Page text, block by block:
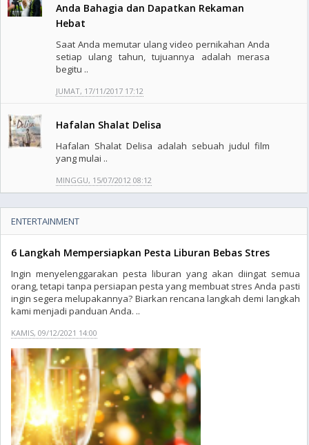
Anda Bahagia dan Dapatkan Rekaman
Hebat
Saat Anda memutar ulang video pernikahan Anda
setiap ulang tahun, tujuannya adalah merasa
begitu ..
JUMAT, 17/11/2017 17:12
Hafalan Shalat Delisa
Hafalan Shalat Delisa adalah sebuah judul film
yang mulai ..
MINGGU, 15/07/2012 08:12
ENTERTAINMENT
6 Langkah Mempersiapkan Pesta Liburan Bebas Stres
Ingin menyelenggarakan pesta liburan yang akan diingat semua
orang, tetapi tanpa persiapan pesta yang membuat stres Anda pasti
ingin segera melupakannya? Biarkan rencana langkah demi langkah
kami menjadi panduan Anda. ..
KAMIS, 09/12/2021 14:00